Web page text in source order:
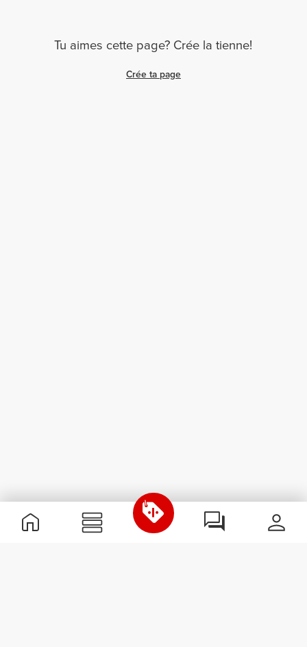
Tu aimes cette page? Crée la tienne!
Crée ta page